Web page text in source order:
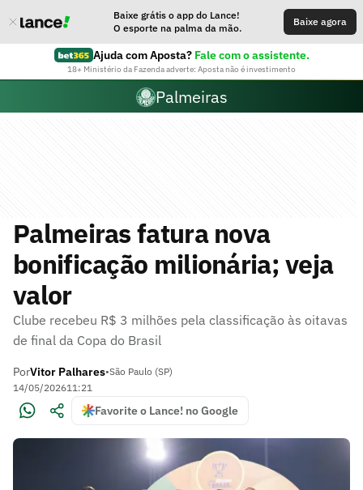
Baixe grátis o app do Lance!
O esporte na palma da mão.
Baixe agora
Ajuda com Aposta? Fale com o assistente.
18+ Ministério da Fazenda adverte: Aposta não é investimento
Palmeiras
Palmeiras fatura nova
bonificação milionária; veja
valor
Clube recebeu R$ 3 milhões pela classificação às oitavas
de final da Copa do Brasil
PorVitor Palhares•São Paulo (SP)
14/05/202611:21
Favorite o Lance! no Google